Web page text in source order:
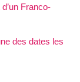
Franco-
des dates les